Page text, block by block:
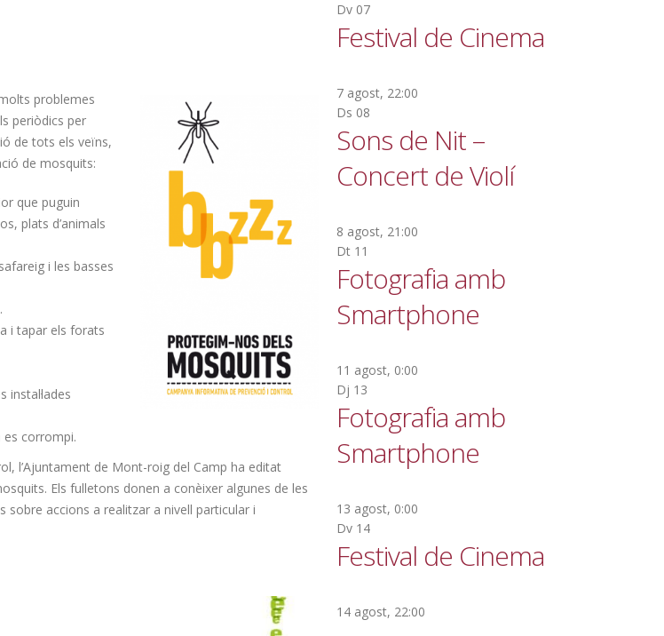
problemes
periòdics per
de tots els veïns,
de mosquits:
que puguin
plats d’animals
i les basses
i tapar els forats
es corrompi.
l’Ajuntament de Mont-roig del Camp ha editat
Els fulletons donen a conèixer algunes de les
sobre accions a realitzar a nivell particular i
Dv 07
Festival de Cinema
7 agost, 22:00
Ds 08
Sons de Nit –
Concert de Violí
8 agost, 21:00
Dt 11
Fotografia amb
Smartphone
11 agost, 0:00
Dj 13
Fotografia amb
Smartphone
13 agost, 0:00
Dv 14
Festival de Cinema
14 agost, 22:00